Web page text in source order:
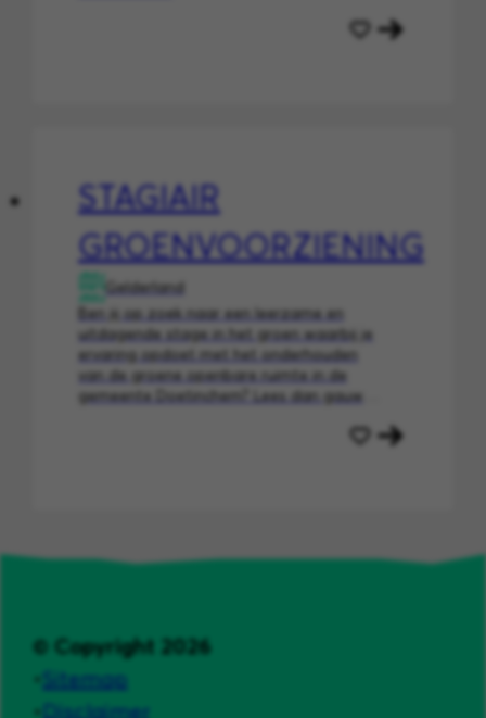
STAGIAIR
GROENVOORZIENING
Gelderland
Ben jij op zoek naar een leerzame en
uitdagende stage in het groen waarbij je
ervaring opdoet met het onderhouden
van de groene openbare ruimte in de
gemeente Doetinchem? Lees dan gauw
© Copyright 2026
Sitemap
Disclaimer